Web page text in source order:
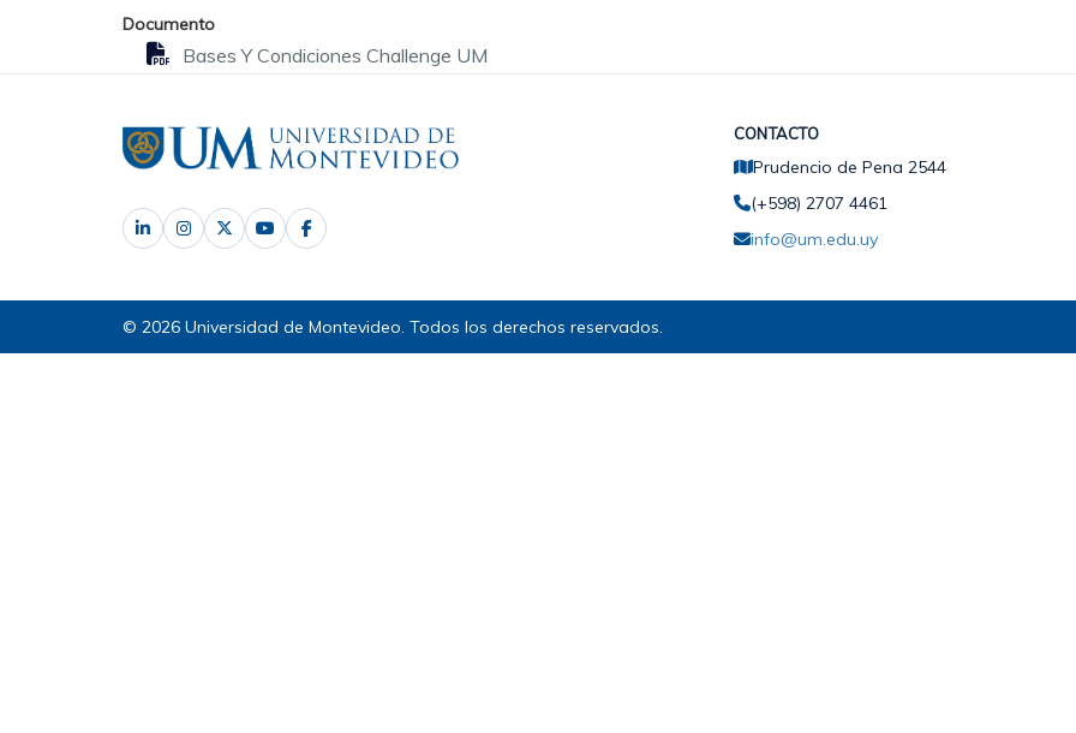
Documento
Bases Y Condiciones Challenge UM
CONTACTO
Prudencio de Pena 2544
(+598) 2707 4461
info@um.edu.uy
© 2026 Universidad de Montevideo. Todos los derechos reservados.